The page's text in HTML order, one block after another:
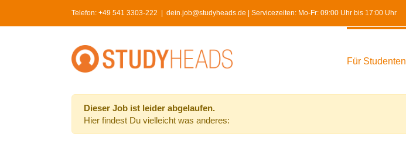
Telefon: +49 541 3303-222 dein.job@studyheads.de | Servicezeiten: Mo-Fr: 09:00 Uhr bis 17:00 Uhr
Für Studenten
Dieser Job ist leider abgelaufen.
Hier findest Du vielleicht was anderes: